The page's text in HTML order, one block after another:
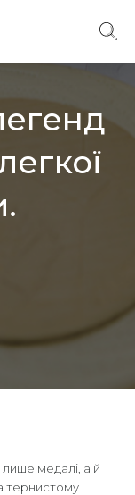
медалі, а й
тернистому